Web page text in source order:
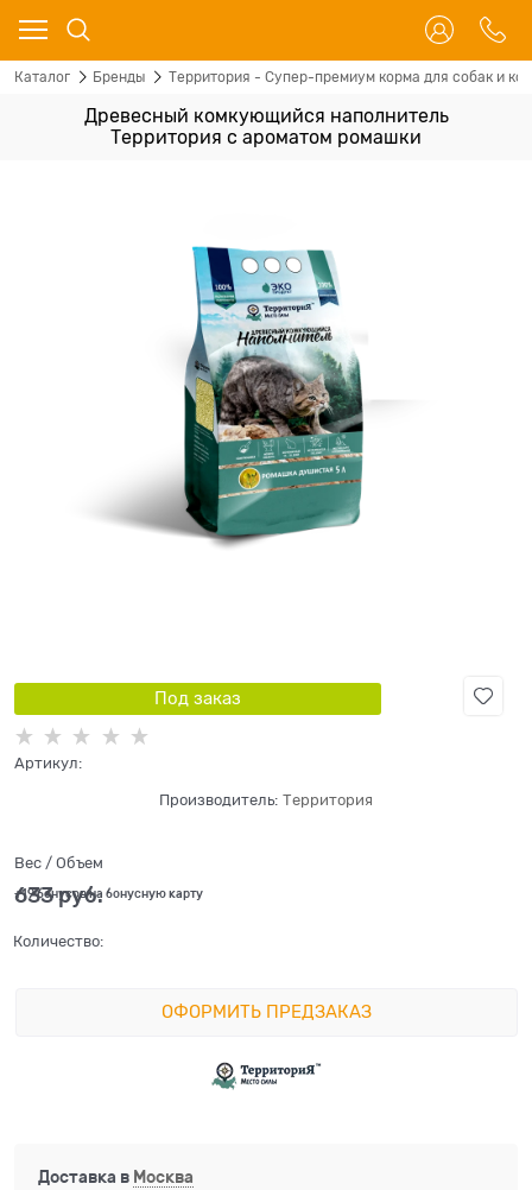
Каталог Бренды Территория - Супер-премиум корма для собак и
Древесный комкующийся наполнитель
Территория с ароматом ромашки
Под заказ
Артикул:
Производитель: Территория
Вес / Объем
633 руб.
+19 бонусов на бонусную карту
Количество:
ОФОРМИТЬ ПРЕДЗАКАЗ
Доставка в Москва